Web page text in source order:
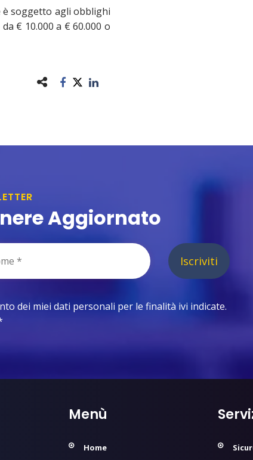
soggetto agli obblighi
€ 10.000 a € 60.000 o
Aggiornato
Iscriviti
dei miei dati personali per le finalità ivi indicate.
Menù
Home